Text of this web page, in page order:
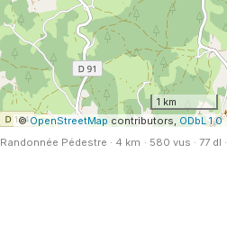
1 km
©OpenStreetMap contributors, ODbL 1.0
Randonnée Pédestre · 4 km · 580 vus · 77 dl ·